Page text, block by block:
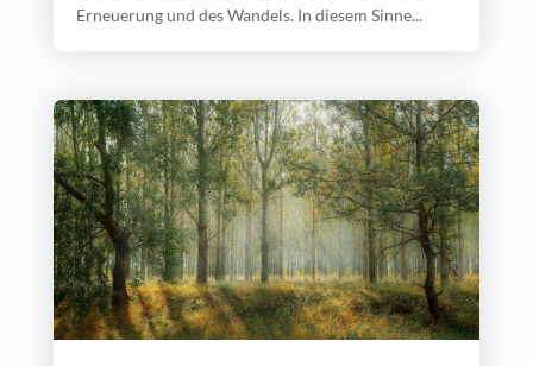
Erneuerung und des Wandels. In diesem Sinne...